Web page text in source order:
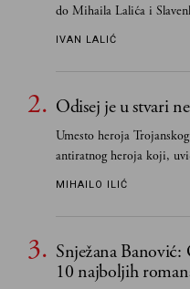
do Mihaila Lalića i
IVAN LALIĆ
Odisej je u stvari
Umesto heroja
antiratnog heroja koji,
učeći na njima, shvata da
MIHAILO ILIĆ
Snježana
10 najboljih